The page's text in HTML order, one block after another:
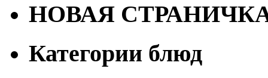
НОВАЯ
Категории блюд